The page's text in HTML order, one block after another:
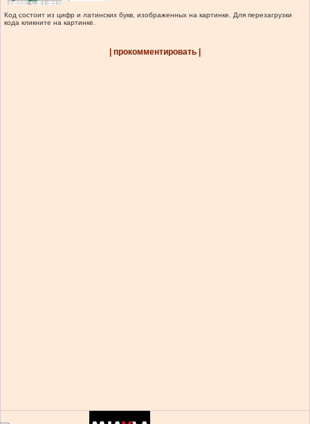
Код состоит из цифр и латинских букв, изображенных на картинке. Для перезагрузки
кода кликните на картинке.
| прокомментировать |